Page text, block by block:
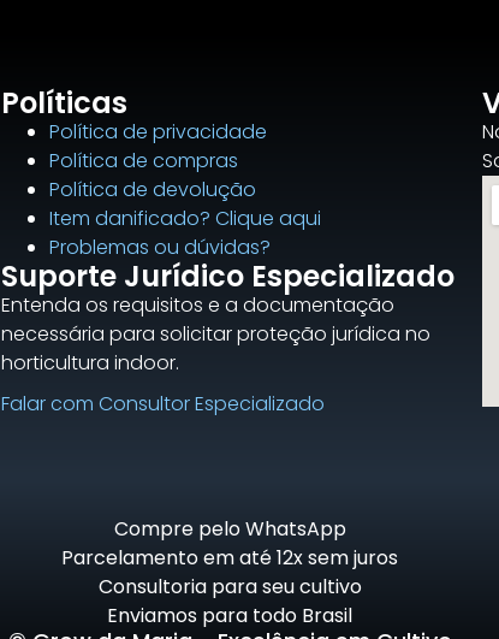
Políticas
Política de privacidade
Política de compras
Política de devolução
Item danificado? Clique aqui
Problemas ou dúvidas?
Suporte Jurídico Especializado
Entenda os requisitos e a documentação
necessária para solicitar proteção jurídica no
horticultura indoor.
Falar com Consultor Especializado
Compre pelo WhatsApp
Parcelamento em até 12x sem juros
Consultoria para seu cultivo
Enviamos para todo Brasil